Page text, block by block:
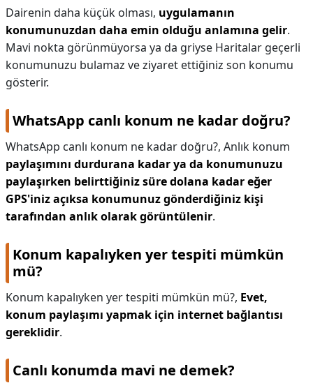
Dairenin daha küçük olması, uygulamanın
konumunuzdan daha emin olduğu anlamına gelir.
Mavi nokta görünmüyorsa ya da griyse Haritalar geçerli
konumunuzu bulamaz ve ziyaret ettiğiniz son konumu
gösterir.
WhatsApp canlı konum ne kadar doğru?
WhatsApp canlı konum ne kadar doğru?, Anlık konum
paylaşımını durdurana kadar ya da konumunuzu
paylaşırken belirttiğiniz süre dolana kadar eğer
GPS'iniz açıksa konumunuz gönderdiğiniz kişi
tarafından anlık olarak görüntülenir.
Konum kapalıyken yer tespiti mümkün
mü?
Konum kapalıyken yer tespiti mümkün mü?, Evet,
konum paylaşımı yapmak için internet bağlantısı
gereklidir.
Canlı konumda mavi ne demek?